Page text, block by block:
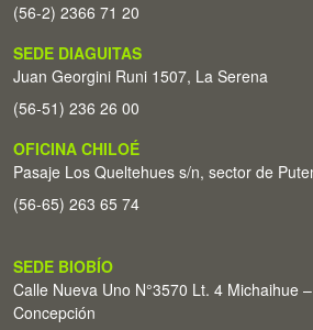
(56-2) 2366 71 20
SEDE DIAGUITAS
Juan Georgini Runi 1507, La Serena
(56-51) 236 26 00
OFICINA CHILOÉ
Pasaje Los Queltehues s/n, sector de
(56-65) 263 65 74
SEDE BIOBÍO
Calle Nueva Uno N°3570 Lt. 4 Michaihue
Concepción